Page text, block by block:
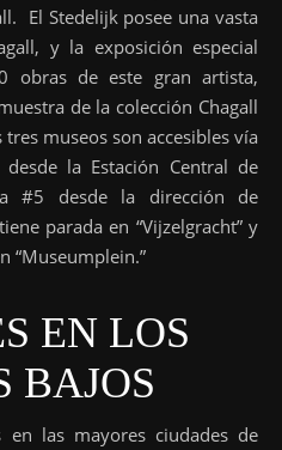
El Stedelijk posee una vasta
y la exposición especial
obras de este gran artista,
de la colección Chagall
museos son accesibles vía
la Estación Central de
#5 desde la dirección de
parada en “Vijzelgracht” y
“Museumplein.”
EN LOS
BAJOS
las mayores ciudades de